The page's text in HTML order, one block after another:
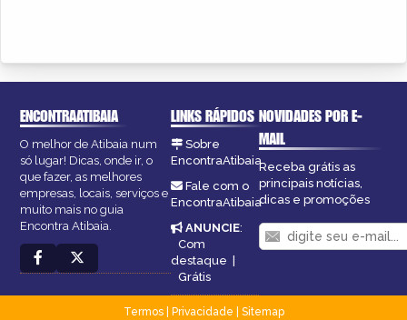
ENCONTRAATIBAIA
O melhor de Atibaia num
só lugar! Dicas, onde ir, o
que fazer, as melhores
empresas, locais, serviços e
muito mais no guia
Encontra Atibaia.
LINKS RÁPIDOS
Sobre
EncontraAtibaia
Fale com o
EncontraAtibaia
ANUNCIE:
Com
destaque |
Grátis
NOVIDADES POR E-
MAIL
Receba grátis as
principais notícias,
dicas e promoções
Termos| Privacidade
Sitemap